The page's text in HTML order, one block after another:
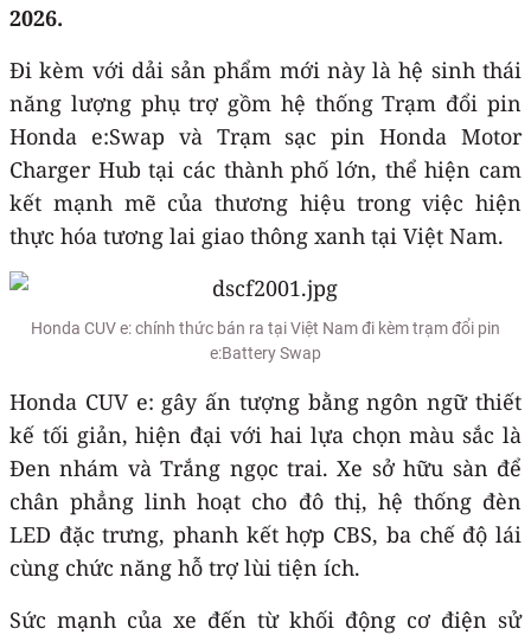
2026.
Đi kèm với dải sản phẩm mới này là hệ sinh thái
năng lượng phụ trợ gồm hệ thống Trạm đổi pin
Honda e:Swap và Trạm sạc pin Honda Motor
Charger Hub tại các thành phố lớn, thể hiện cam
kết mạnh mẽ của thương hiệu trong việc hiện
thực hóa tương lai giao thông xanh tại Việt Nam.
Honda CUV e: chính thức bán ra tại Việt Nam đi kèm trạm đổi pin
e:Battery Swap
Honda CUV e: gây ấn tượng bằng ngôn ngữ thiết
kế tối giản, hiện đại với hai lựa chọn màu sắc là
Đen nhám và Trắng ngọc trai. Xe sở hữu sàn để
chân phẳng linh hoạt cho đô thị, hệ thống đèn
LED đặc trưng, phanh kết hợp CBS, ba chế độ lái
cùng chức năng hỗ trợ lùi tiện ích.
Sức mạnh của xe đến từ khối động cơ điện sử